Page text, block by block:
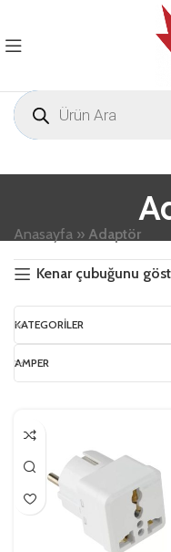
Anasayfa » Adaptör
Kenar çubuğunu
KATEGORILER
AMPER